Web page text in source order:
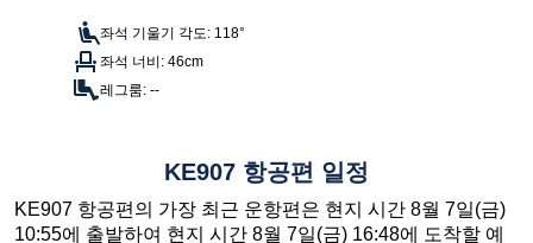
좌석 기울기 각도: 118°
좌석 너비: 46cm
레그룸: --
KE907 항공편 일정
KE907 항공편의 가장 최근 운항편은 현지 시간 8월 7일(금)
10:55에 출발하여 현지 시간 8월 7일(금) 16:48에 도착할 예